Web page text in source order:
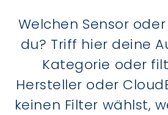
Welchen Sensor
du? Triff hier deine
Kategorie oder
Hersteller oder
keinen Filter wählst,